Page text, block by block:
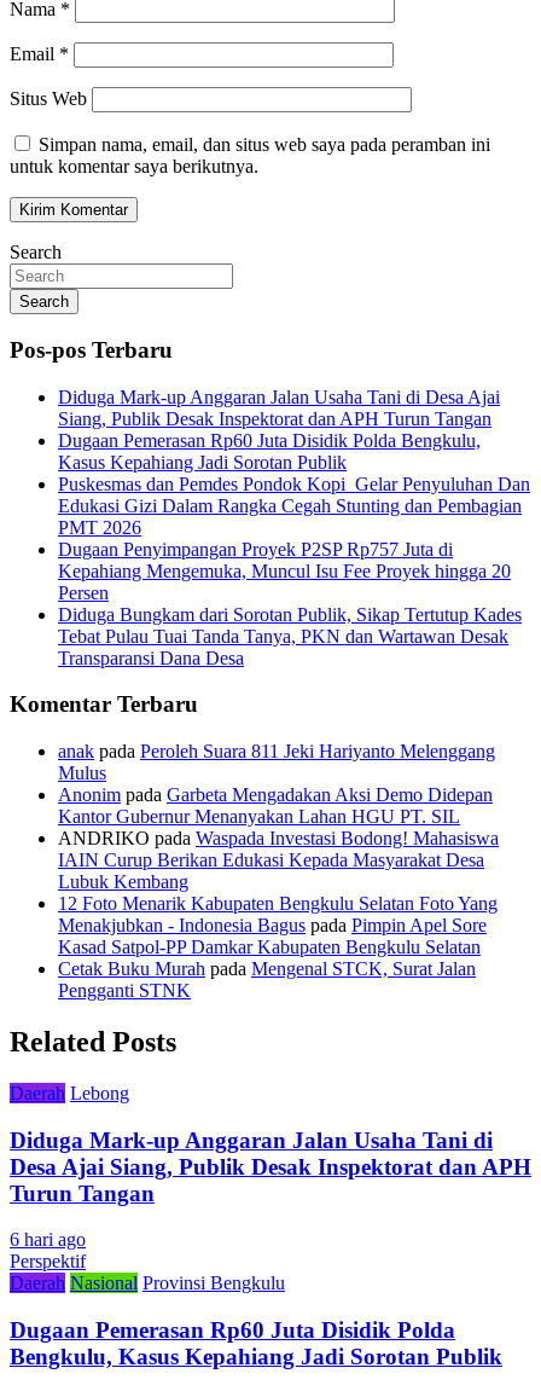
Nama *
Email *
Situs Web
Simpan nama, email, dan situs web saya pada peramban ini
untuk komentar saya berikutnya.
Search
Search
Pos-pos Terbaru
Diduga Mark-up Anggaran Jalan Usaha Tani di Desa Ajai
Siang, Publik Desak Inspektorat dan APH Turun Tangan
Dugaan Pemerasan Rp60 Juta Disidik Polda Bengkulu,
Kasus Kepahiang Jadi Sorotan Publik
Puskesmas dan Pemdes Pondok Kopi Gelar Penyuluhan Dan
Edukasi Gizi Dalam Rangka Cegah Stunting dan Pembagian
PMT 2026
Dugaan Penyimpangan Proyek P2SP Rp757 Juta di
Kepahiang Mengemuka, Muncul Isu Fee Proyek hingga 20
Persen
Diduga Bungkam dari Sorotan Publik, Sikap Tertutup Kades
Tebat Pulau Tuai Tanda Tanya, PKN dan Wartawan Desak
Transparansi Dana Desa
Komentar Terbaru
anak pada Peroleh Suara 811 Jeki Hariyanto Melenggang
Mulus
Anonim pada Garbeta Mengadakan Aksi Demo Didepan
Kantor Gubernur Menanyakan Lahan HGU PT. SIL
ANDRIKO pada Waspada Investasi Bodong! Mahasiswa
IAIN Curup Berikan Edukasi Kepada Masyarakat Desa
Lubuk Kembang
12 Foto Menarik Kabupaten Bengkulu Selatan Foto Yang
Menakjubkan - Indonesia Bagus pada Pimpin Apel Sore
Kasad Satpol-PP Damkar Kabupaten Bengkulu Selatan
Cetak Buku Murah pada Mengenal STCK, Surat Jalan
Pengganti STNK
Related Posts
Daerah Lebong
Diduga Mark-up Anggaran Jalan Usaha Tani di
Desa Ajai Siang, Publik Desak Inspektorat dan APH
Turun Tangan
6 hari ago
Perspektif
Daerah Nasional Provinsi Bengkulu
Dugaan Pemerasan Rp60 Juta Disidik Polda
Bengkulu, Kasus Kepahiang Jadi Sorotan Publik